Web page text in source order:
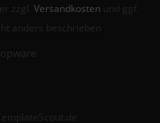
zzgl. Versandkosten und ggf.
anders beschrieben